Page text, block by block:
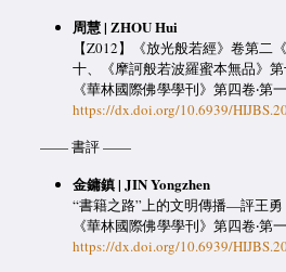
周慧 | ZHOU Hui
【Z012】《放光般若經》卷第二
十、《摩訶般若波羅蜜本無品》
《華林國際佛學學刊》第四卷‧第
https://dx.doi.org/10.6939/
—— 書評 ——
金鏞鎮 | JIN Yongzhen
“書籍之路”上的文明傳播—評王勇
《華林國際佛學學刊》第四卷‧第
https://dx.doi.org/10.6939/